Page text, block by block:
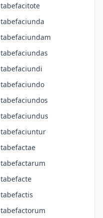
tabefacitote
tabefaciunda
tabefaciundam
tabefaciundas
tabefaciundi
tabefaciundo
tabefaciundos
tabefaciundus
tabefaciuntur
tabefactae
tabefactarum
tabefacte
tabefactis
tabefactorum